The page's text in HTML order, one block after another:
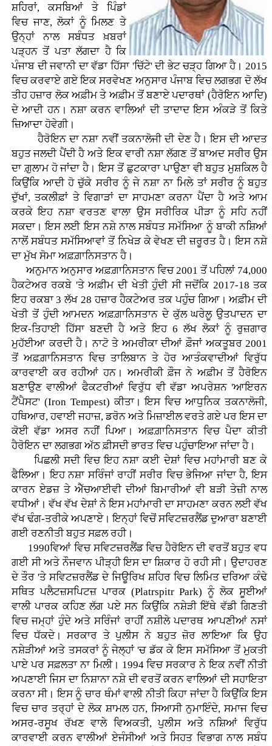
ਸ਼ਹਿਰਾਂ, ਕਸਬਿਆਂ ਤੇ ਪਿੰਡਾਂ
ਵਿਚ ਜਾਣ, ਲੋਕਾਂ ਨੂੰ ਮਿਲਣ ਤੇ
ਉਨ੍ਹਾਂ ਨਾਲ ਸਬੰਧਤ ਖ਼ਬਰਾਂ
ਪੜ੍ਹਨ ਤੋਂ ਪਤਾ ਲੱਗਦਾ ਹੈ ਕਿ
ਪੰਜਾਬ ਦੀ ਜਵਾਨੀ ਦਾ ਵੱਡਾ ਹਿੱਸਾ 'ਚਿੱਟੇ' ਦੀ ਭੇਟ ਚੜ੍ਹ ਗਿਆ ਹੈ। 2015
ਵਿਚ ਕਰਵਾਏ ਗਏ ਇਕ ਸਰਵੇਖਣ ਅਨੁਸਾਰ ਪੰਜਾਬ ਵਿਚ ਲਗਭਗ ਦੋ ਲੱਖ
ਤੀਹ ਹਜ਼ਾਰ ਲੋਕ ਅਫ਼ੀਮ ਤੇ ਅਫ਼ੀਮ ਤੋਂ ਬਣਾਏ ਪਦਾਰਥਾਂ (ਹੈਰੋਇਨ ਆਦਿ)
ਦੇ ਆਦੀ ਹਨ। ਨਸ਼ਾ ਕਰਨ ਵਾਲਿਆਂ ਦੀ ਤਾਦਾਦ ਇਸ ਅੰਕੜੇ ਤੋਂ ਕਿਤੇ
ਜ਼ਿਆਦਾ ਹੋਵੇਗੀ।
ਹੈਰੋਇਨ ਦਾ ਨਸ਼ਾ ਨਵੀਂ ਤਕਨਾਲੋਜੀ ਦੀ ਦੇਣ ਹੈ। ਇਸ ਦੀ ਆਦਤ
ਬਹੁਤ ਜਲਦੀ ਪੈਂਦੀ ਹੈ ਅਤੇ ਇਕ ਵਾਰੀ ਨਸ਼ਾ ਲੱਗਣ ਤੋਂ ਬਾਅਦ ਸਰੀਰ ਉਸ
ਦਾ ਗ਼ੁਲਾਮ ਹੋ ਜਾਂਦਾ ਹੈ। ਇਸ ਤੋਂ ਛੁਟਕਾਰਾ ਪਾਉਣਾ ਵੀ ਬਹੁਤ ਮੁਸ਼ਕਿਲ ਹੈ
ਕਿਉਂਕਿ ਆਦੀ ਹੋ ਚੁੱਕੇ ਸਰੀਰ ਨੂੰ ਜੇ ਨਸ਼ਾ ਨਾ ਮਿਲੇ ਤਾਂ ਸਰੀਰ ਨੂੰ ਬਹੁਤ
ਦੁੱਖਾਂ, ਤਕਲੀਫ਼ਾਂ ਤੇ ਵਿਗਾੜਾਂ ਦਾ ਸਾਹਮਣਾ ਕਰਨਾ ਪੈਂਦਾ ਹੈ ਅਤੇ ਆਮ
ਕਰਕੇ ਇਹ ਨਸ਼ਾ ਵਰਤਣ ਵਾਲਾ ਉਸ ਸਰੀਰਿਕ ਪੀੜਾ ਨੂੰ ਸਹਿ ਨਹੀਂ
ਸਕਦਾ। ਇਸ ਲਈ ਇਸ ਨਸ਼ੇ ਨਾਲ ਸਬੰਧਤ ਸਮੱਸਿਆ ਨੂੰ ਬਾਕੀ ਨਸ਼ਿਆਂ
ਨਾਲੋਂ ਸਬੰਧਤ ਸਮੱਸਿਆਵਾਂ ਤੋਂ ਨਿਖੇੜ ਕੇ ਵੇਖਣ ਦੀ ਜ਼ਰੂਰਤ ਹੈ। ਇਸ ਨਸ਼ੇ
ਦਾ ਮੁੱਖ ਸੋਮਾ ਅਫ਼ਗ਼ਾਨਿਸਤਾਨ ਹੈ।
ਅਨੁਮਾਨ ਅਨੁਸਾਰ ਅਫ਼ਗ਼ਾਨਿਸਤਾਨ ਵਿਚ 2001 ਤੋਂ ਪਹਿਲਾਂ 74,000
ਹੈਕਟੇਅਰ ਰਕਬੇ 'ਤੇ ਅਫ਼ੀਮ ਦੀ ਖੇਤੀ ਹੁੰਦੀ ਸੀ ਜਦੋਂਕਿ 2017-18 ਤਕ
ਇਹ ਰਕਬਾ 3 ਲੱਖ 28 ਹਜ਼ਾਰ ਹੈਕਟੇਅਰ ਤਕ ਪਹੁੰਚ ਗਿਆ। ਅਫ਼ੀਮ ਦੀ
ਖੇਤੀ ਤੋਂ ਹੁੰਦੀ ਆਮਦਨ ਅਫ਼ਗ਼ਾਨਿਸਤਾਨ ਦੇ ਕੁੱਲ ਘਰੇਲੂ ਉਤਪਾਦਨ ਦਾ
ਇਕ-ਤਿਹਾਈ ਹਿੱਸਾ ਬਣਦੀ ਹੈ ਅਤੇ ਇਹ 6 ਲੱਖ ਲੋਕਾਂ ਨੂੰ ਰੁਜ਼ਗਾਰ
ਮੁਹੱਈਆ ਕਰਦੀ ਹੈ। ਨਾਟੋ ਤੇ ਅਮਰੀਕਾ ਦੀਆਂ ਫ਼ੌਜਾਂ ਅਕਤੂਬਰ 2001
ਤੋਂ ਅਫ਼ਗ਼ਾਨਿਸਤਾਨ ਵਿਚ ਤਾਲਿਬਾਨ ਤੇ ਹੋਰ ਆਤੰਕਵਾਦੀਆਂ ਵਿਰੁੱਧ
ਕਾਰਵਾਈ ਕਰ ਰਹੀਆਂ ਹਨ। ਅਮਰੀਕੀ ਫ਼ੌਜ ਨੇ ਅਫ਼ੀਮ ਤੋਂ ਹੈਰੋਇਨ
ਬਣਾਉਣ ਵਾਲੀਆਂ ਫੈਕਟਰੀਆਂ ਵਿਰੁੱਧ ਵੀ ਵੱਡਾ ਅਪਰੇਸ਼ਨ 'ਆਇਰਨ
ਟੈਂਪੈਸਟ' (Iron Tempest) ਕੀਤਾ। ਇਸ ਵਿਚ ਆਧੁਨਿਕ ਤਕਨਾਲੋਜੀ,
ਹਥਿਆਰ, ਹਵਾਈ ਜਹਾਜ਼, ਡਰੋਨ ਅਤੇ ਮਿਜ਼ਾਈਲ ਵਰਤੇ ਗਏ ਪਰ ਇਸ ਦਾ
ਕੋਈ ਵੱਡਾ ਅਸਰ ਨਹੀਂ ਪਿਆ। ਅਫ਼ਗ਼ਾਨਿਸਤਾਨ ਵਿਚ ਪੈਦਾ ਕੀਤੀ
ਹੈਰੋਇਨ ਦਾ ਲਗਭਗ ਅੱਠ ਫ਼ੀਸਦੀ ਭਾਰਤ ਵਿਚ ਪਹੁੰਚਾਇਆ ਜਾਂਦਾ ਹੈ।
ਪਿਛਲੀ ਸਦੀ ਵਿਚ ਇਹ ਨਸ਼ਾ ਕਈ ਦੇਸ਼ਾਂ ਵਿਚ ਮਹਾਂਮਾਰੀ ਬਣ ਕੇ
ਫੈਲਿਆ। ਇਹ ਨਸ਼ਾ ਸਰਿੰਜਾਂ ਰਾਹੀਂ ਸਰੀਰ ਵਿਚ ਭੇਜਿਆ ਜਾਂਦਾ ਹੈ, ਇਸ
ਕਾਰਨ ਏਡਜ਼ ਤੇ ਐੱਚਆਈਵੀ ਦੀਆਂ ਬਿਮਾਰੀਆਂ ਵੀ ਬੜੀ ਤੇਜ਼ੀ ਨਾਲ
ਵਧੀਆਂ। ਵੱਖ ਵੱਖ ਦੇਸ਼ਾਂ ਨੇ ਇਸ ਮਹਾਂਮਾਰੀ ਦਾ ਸਾਹਮਣਾ ਕਰਨ ਲਈ ਵੱਖ
ਵੱਖ ਢੰਗ-ਤਰੀਕੇ ਅਪਣਾਏ। ਇਨ੍ਹਾਂ ਵਿਚੋਂ ਸਵਿਟਜ਼ਰਲੈਂਡ ਦੁਆਰਾ ਬਣਾਈ
ਗਈ ਰਣਨੀਤੀ ਬਹੁਤ ਸਫ਼ਲ ਰਹੀ।
1990ਵਿਆਂ ਵਿਚ ਸਵਿਟਜ਼ਰਲੈਂਡ ਵਿਚ ਹੈਰੋਇਨ ਦੀ ਵਰਤੋਂ ਬਹੁਤ ਵਧ
ਗਈ ਸੀ ਅਤੇ ਨੌਜਵਾਨ ਪੀੜ੍ਹੀ ਇਸ ਦਾ ਸ਼ਿਕਾਰ ਹੋ ਰਹੀ ਸੀ। ਉਦਾਹਰਣ
ਦੇ ਤੌਰ 'ਤੇ ਸਵਿਟਜ਼ਰਲੈਂਡ ਦੇ ਜਿਊਰਿਖ ਸ਼ਹਿਰ ਵਿਚ ਲਿਮਿਤ ਦਰਿਆ ਕੰਢੇ
ਸਥਿਤ ਪਲੈਟਜ਼ਸਪਿਟਜ਼ ਪਾਰਕ (Platrspitr Park) ਨੂੰ ਲੋਕ ਸੂਈਆਂ
ਵਾਲੀ ਪਾਰਕ ਕਹਿਣ ਲੱਗ ਪਏ ਸਨ ਕਿਉਂਕਿ ਨਸ਼ੇੜੀ ਇੱਥੇ ਵੱਡੀ ਗਿਣਤੀ
ਵਿਚ ਜਮ੍ਹਾਂ ਹੁੰਦੇ ਅਤੇ ਸਰਿੰਜਾਂ ਰਾਹੀਂ ਨਸ਼ੀਲੇ ਪਦਾਰਥ ਆਪਣੀਆਂ ਨਸਾਂ
ਵਿਚ ਧੱਕਦੇ। ਸਰਕਾਰ ਤੇ ਪੁਲੀਸ ਨੇ ਬਹੁਤ ਜ਼ੋਰ ਲਾਇਆ ਕਿ ਉਹ
ਨਸ਼ੇੜੀਆਂ ਅਤੇ ਤਸਕਰਾਂ ਨੂੰ ਜੇਲ੍ਹਾਂ 'ਚ ਡੱਕ ਕੇ ਇਸ ਸਮੱਸਿਆ ਤੋਂ ਮੁਕਤੀ
ਪਾਏ ਪਰ ਸਫ਼ਲਤਾ ਨਾ ਮਿਲੀ। 1994 ਵਿਚ ਸਰਕਾਰ ਨੇ ਇਕ ਨਵੀਂ ਨੀਤੀ
ਅਪਣਾਈ ਜਿਸ ਦਾ ਨਿਸ਼ਾਨਾ ਨਸ਼ੇ ਦੀ ਵਰਤੋਂ ਕਰਨ ਵਾਲਿਆਂ ਦੀ ਸਹਾਇਤਾ
ਕਰਨਾ ਸੀ। ਇਸ ਨੂੰ ਚਾਰ ਥੰਮਾਂ ਵਾਲੀ ਨੀਤੀ ਕਿਹਾ ਜਾਂਦਾ ਹੈ ਕਿਉਂਕਿ ਇਸ
ਵਿਚ ਚਾਰ ਤਰ੍ਹਾਂ ਦੇ ਲੋਕ ਸ਼ਾਮਲ ਹਨ, ਸਿਆਸੀ ਨੁਮਾਇੰਦੇ, ਸਮਾਜ ਵਿਚ
ਅਸਰ-ਰਸੂਖ ਰੱਖਣ ਵਾਲੇ ਵਿਅਕਤੀ, ਪੁਲੀਸ ਅਤੇ ਨਸ਼ਿਆਂ ਵਿਰੁੱਧ
ਕਾਰਵਾਈ ਕਰਨ ਵਾਲੀਆਂ ਏਜੰਸੀਆਂ ਅਤੇ ਸਿਹਤ ਵਿਭਾਗ ਨਾਲ ਸਬੰਧ